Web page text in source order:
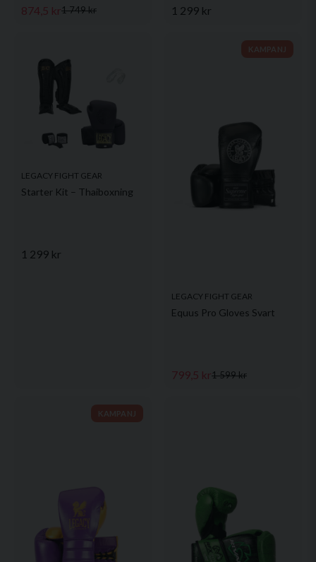
1 749 kr
874,5 kr 1 299 kr
LEGACY FIGHT GEAR
Starter Kit – Thaiboxning
1 299 kr
LEGACY FIGHT GEAR
Equus Pro Gloves Svart
1 599 kr
799,5 kr
KAMPANJ
KAMPANJ